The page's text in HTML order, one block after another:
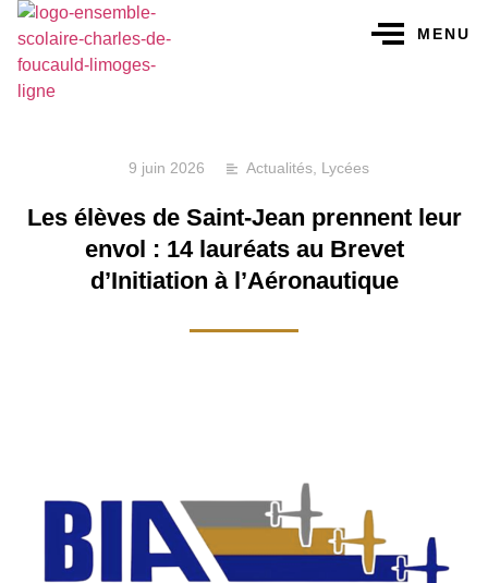
MENU
9 juin 2026 Actualités, Lycées
Les élèves de Saint-Jean prennent leur
envol : 14 lauréats au Brevet
d’Initiation à l’Aéronautique